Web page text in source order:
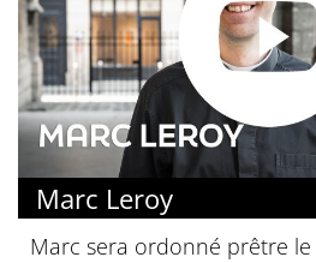
Marc Leroy
Marc sera ordonné prêtre le